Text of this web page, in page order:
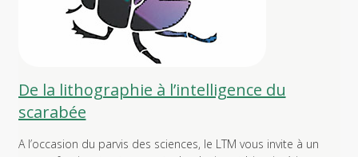
De la lithographie à l’intelligence du
scarabée
A l’occasion du parvis des sciences, le LTM vous invite à un